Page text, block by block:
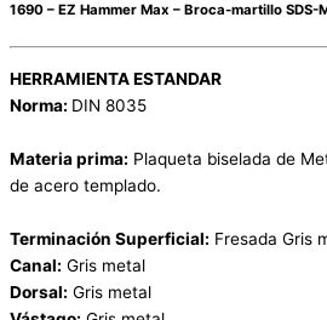
1690 – EZ Hammer Max – Broca-martillo SDS-
HERRAMIENTA ESTANDAR
Norma: DIN 8035
Materia prima: Plaqueta biselada de
de acero templado.
Terminación Superficial: Fresada Gris
Canal: Gris metal
Dorsal: Gris metal